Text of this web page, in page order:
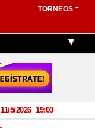
TORNEOS
11/5/2026 19:00